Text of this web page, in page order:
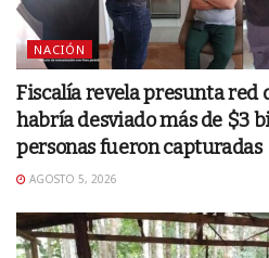
NACIÓN
Fiscalía revela presunta red
habría desviado más de $3
personas fueron capturadas
AGOSTO 5, 2026